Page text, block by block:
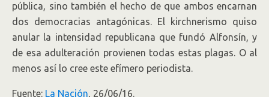
pública, sino también el hecho de que ambos encarnan
dos democracias antagónicas. El kirchnerismo quiso
anular la intensidad republicana que fundó Alfonsín, y
de esa adulteración provienen todas estas plagas. O al
menos así lo cree este efímero periodista.
Fuente: La Nación, 26/06/16.